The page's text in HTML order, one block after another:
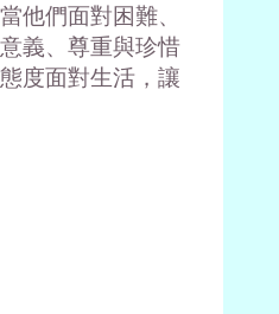
他們面對困難、
義、尊重與珍惜
度面對生活，讓